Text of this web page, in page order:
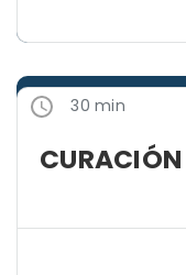
30 min
CURACIÓN